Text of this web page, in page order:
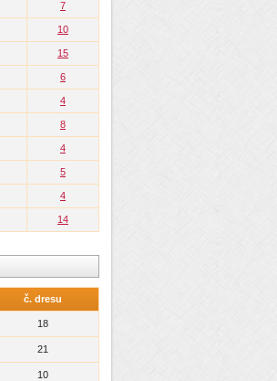
7
10
15
6
4
8
4
5
4
14
č. dresu
18
21
10